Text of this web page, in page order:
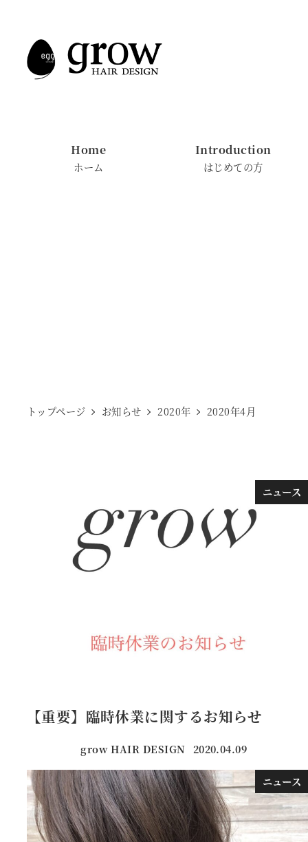
Home
ホーム
Introduction
はじめての方
トップページ お知らせ 2020年 2020年4月
ニュース
【重要】臨時休業に関するお知らせ
grow HAIR DESIGN 投稿日
2020.04.09
ニュース